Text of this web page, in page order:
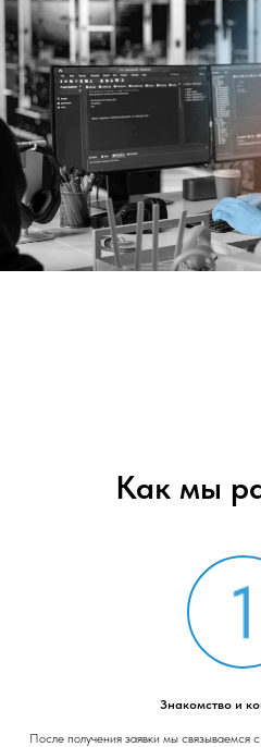
Как мы
Знакомство и
После получения заявки мы связываемся